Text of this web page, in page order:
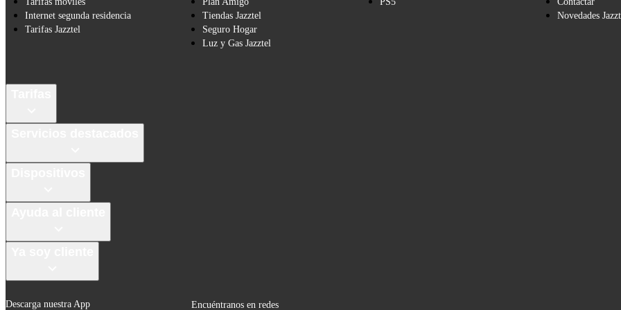
Internet segunda residencia
Tarifas Jazztel
Tiendas Jazztel
Seguro Hogar
Luz y Gas Jazztel
Novedades
Descarga nuestra App Encuéntranos en redes